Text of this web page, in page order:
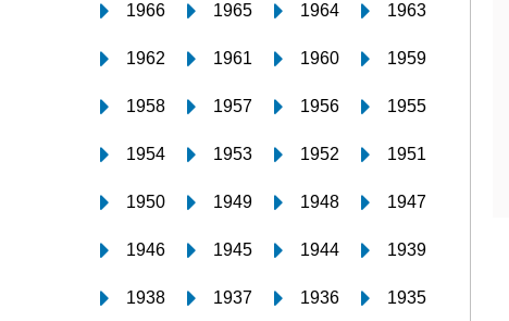
1966 1965 1964 1963
1962 1961 1960 1959
1958 1957 1956 1955
1954 1953 1952 1951
1950 1949 1948 1947
1946 1945 1944 1939
1938 1937 1936 1935